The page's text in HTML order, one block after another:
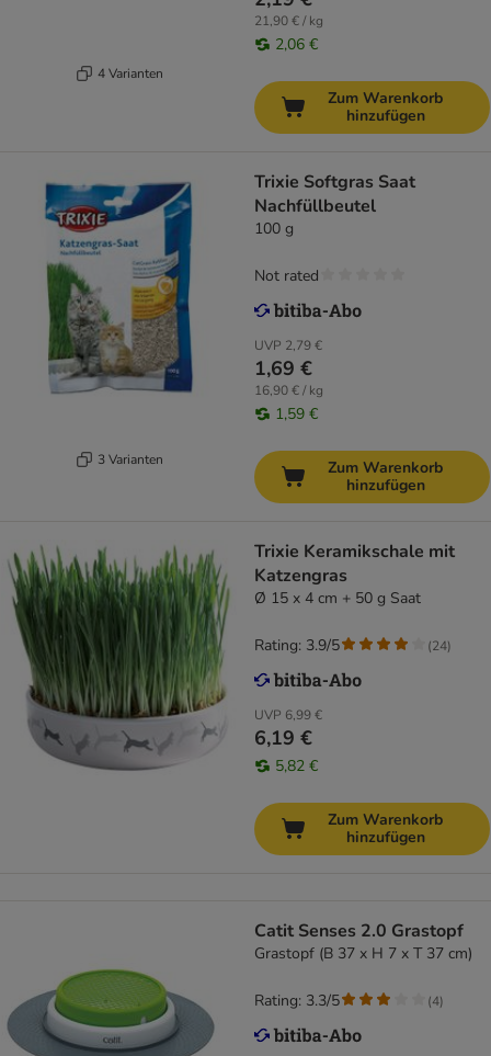
4 Varianten
21,90 € / kg
2,06 €
Zum Warenkorb
hinzufügen
3 Varianten
Trixie Softgras Saat
Nachfüllbeutel
100 g
UVP 2,79 €
1,69 €
16,90 € / kg
1,59 €
Not rated
Zum Warenkorb
hinzufügen
Trixie Keramikschale mit
Katzengras
Ø 15 x 4 cm + 50 g Saat
UVP 6,99 €
6,19 €
5,82 €
Rating: 3.9/5 (24)
Zum Warenkorb
hinzufügen
Catit Senses 2.0 Grastopf
Grastopf (B 37 x H 7 x T 37 cm)
Rating: 3.3/5 (4)